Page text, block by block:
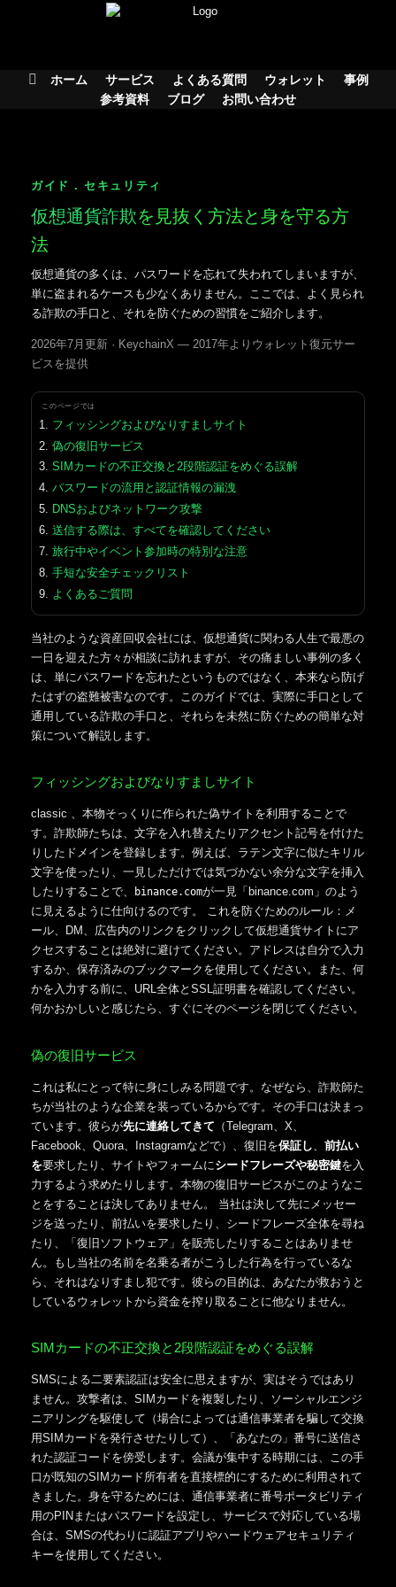
ホーム サービス よくある質問 ウォレット
事例
参考資料
ブログ お問い合わせ
ガイド . セキュリティ
仮想通貨詐欺を見抜く方法と身を守る方
法
仮想通貨の多くは、パスワードを忘れて失われてしまいますが、
単に盗まれるケースも少なくありません。ここでは、よく見られ
る詐欺の手口と、それを防ぐための習慣をご紹介します。
2026年7月更新 · KeychainX — 2017年よりウォレット復元サー
ビスを提供
このページでは
フィッシングおよびなりすましサイト
偽の復旧サービス
SIMカードの不正交換と2段階認証をめぐる誤解
パスワードの流用と認証情報の漏洩
DNSおよびネットワーク攻撃
送信する際は、すべてを確認してください
旅行中やイベント参加時の特別な注意
手短な安全チェックリスト
よくあるご質問
当社のような資産回収会社には、仮想通貨に関わる人生で最悪の
一日を迎えた方々が相談に訪れますが、その痛ましい事例の多く
は、単にパスワードを忘れたというものではなく、本来なら防げ
たはずの盗難被害なのです。このガイドでは、実際に手口として
通用している詐欺の手口と、それらを未然に防ぐための簡単な対
策について解説します。
フィッシングおよびなりすましサイト
classic 、本物そっくりに作られた偽サイトを利用することで
す。詐欺師たちは、文字を入れ替えたりアクセント記号を付けた
りしたドメインを登録します。例えば、ラテン文字に似たキリル
文字を使ったり、一見しただけでは気づかない余分な文字を挿入
したりすることで、
binance.comが一見「binance.com」のよう
に見えるように仕向けるのです。 これを防ぐためのルール：メ
ール、DM、広告内のリンクをクリックして仮想通貨サイトにア
クセスすることは絶対に避けてください。アドレスは自分で入力
するか、保存済みのブックマークを使用してください。また、何
かを入力する前に、URL全体とSSL証明書を確認してください。
何かおかしいと感じたら、すぐにそのページを閉じてください。
偽の復旧サービス
これは私にとって特に身にしみる問題です。なぜなら、詐欺師た
ちが当社のような企業を装っているからです。その手口は決まっ
ています。彼らが先に連絡してきて （Telegram、X、
Facebook、Quora、Instagramなどで）、復旧を保証し
前払い
を要求したり、サイトやフォームに シードフレーズや秘密鍵を入
力するよう求めたりします。本物の復旧サービスがこのようなこ
とをすることは決してありません。 当社は決して先にメッセー
ジを送ったり、前払いを要求したり、シードフレーズ全体を尋ね
たり、「復旧ソフトウェア」を販売したりすることはありませ
ん。もし当社の名前を名乗る者がこうした行為を行っているな
ら、それはなりすまし犯です。彼らの目的は、あなたが救おうと
しているウォレットから資金を搾り取ることに他なりません。
SIMカードの不正交換と2段階認証をめぐる誤解
SMSによる二要素認証は安全に思えますが、実はそうではあり
ません。攻撃者は、SIMカードを複製したり、ソーシャルエンジ
ニアリングを駆使して（場合によっては通信事業者を騙して交換
用SIMカードを発行させたりして）、「あなたの」番号に送信さ
れた認証コードを傍受します。会議が集中する時期には、この手
口が既知のSIMカード所有者を直接標的にするために利用されて
きました。身を守るためには、通信事業者に番号ポータビリティ
用のPINまたはパスワードを設定し、サービスで対応している場
合は、SMSの代わりに認証アプリやハードウェアセキュリティ
キーを使用してください。